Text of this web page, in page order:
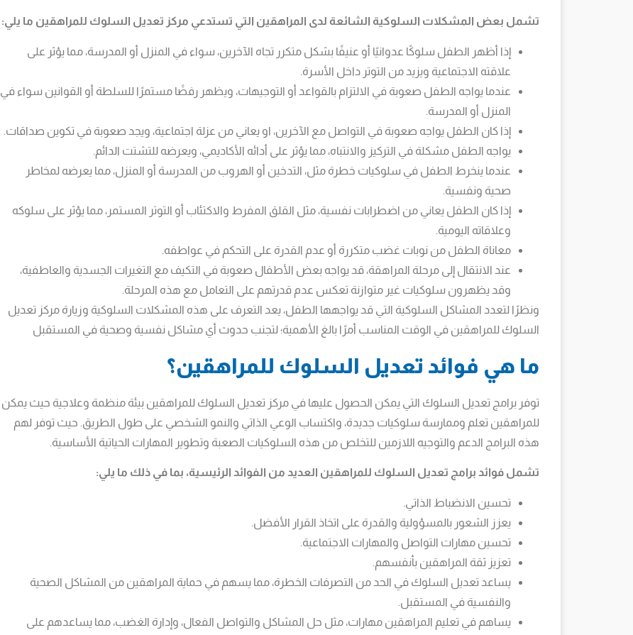
تشمل بعض المشكلات السلوكية الشائعة لدى المراهقين التي تستدعي مركز تعديل السلوك للمراهقين ما يلي:
إذا أظهر الطفل سلوكًا عدوانيًا أو عنيفًا بشكل متكرر تجاه الآخرين، سواء في المنزل أو المدرسة، مما يؤثر على
علاقته الاجتماعية ويزيد من التوتر داخل الأسرة.
عندما يواجه الطفل صعوبة في الالتزام بالقواعد أو التوجيهات، ويظهر رفضًا مستمرًا للسلطة أو القوانين سواء في
المنزل أو المدرسة.
إذا كان الطفل يواجه صعوبة في التواصل مع الآخرين، او يعاني من عزلة اجتماعية، ويجد صعوبة في تكوين صداقات.
يواجه الطفل مشكلة في التركيز والانتباه، مما يؤثر على أدائه الأكاديمي، ويعرضه للتشتت الدائم.
عندما ينخرط الطفل في سلوكيات خطرة مثل، التدخين أو الهروب من المدرسة أو المنزل، مما يعرضه لمخاطر
صحية ونفسية.
إذا كان الطفل يعاني من اضطرابات نفسية، مثل القلق المفرط والاكتئاب أو التوتر المستمر، مما يؤثر على سلوكه
وعلاقاته اليومية.
معاناة الطفل من نوبات غضب متكررة أو عدم القدرة على التحكم في عواطفه.
عند الانتقال إلى مرحلة المراهقة، قد يواجه بعض الأطفال صعوبة في التكيف مع التغيرات الجسدية والعاطفية،
وقد يظهرون سلوكيات غير متوازنة تعكس عدم قدرتهم على التعامل مع هذه المرحلة.
ونظرًا لتعدد المشاكل السلوكية التي قد يواجهها الطفل، يعد التعرف على هذه المشكلات السلوكية وزيارة مركز تعديل
السلوك للمراهقين في الوقت المناسب أمرًا بالغ الأهمية؛ لتجنب حدوث أي مشاكل نفسية وصحية في المستقبل
ما هي فوائد تعديل السلوك للمراهقين؟
توفر برامج تعديل السلوك التي يمكن الحصول عليها في مركز تعديل السلوك للمراهقين بيئة منظمة وعلاجية حيث يمكن
للمراهقين تعلم وممارسة سلوكيات جديدة، واكتساب الوعي الذاتي والنمو الشخصي على طول الطريق. حيث توفر لهم
هذه البرامج الدعم والتوجيه اللازمين للتخلص من هذه السلوكيات الصعبة وتطوير المهارات الحياتية الأساسية.
تشمل فوائد برامج تعديل السلوك للمراهقين العديد من الفوائد الرئيسية، بما في ذلك ما يلي:
تحسين الانضباط الذاتي.
يعزز الشعور بالمسؤولية والقدرة على اتخاذ القرار الأفضل.
تحسين مهارات التواصل والمهارات الاجتماعية.
تعزيز ثقة المراهقين بأنفسهم.
يساعد تعديل السلوك في الحد من التصرفات الخطرة، مما يسهم في حماية المراهقين من المشاكل الصحية
والنفسية في المستقبل.
يساهم في تعليم المراهقين مهارات، مثل حل المشاكل والتواصل الفعال، وإدارة الغضب، مما يساعدهم على